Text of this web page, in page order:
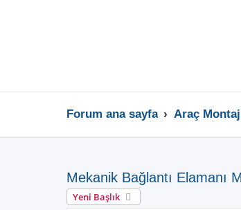
Forum ana sayfa Araç
Mekanik Bağlantı Elamanı
Yeni Başlık